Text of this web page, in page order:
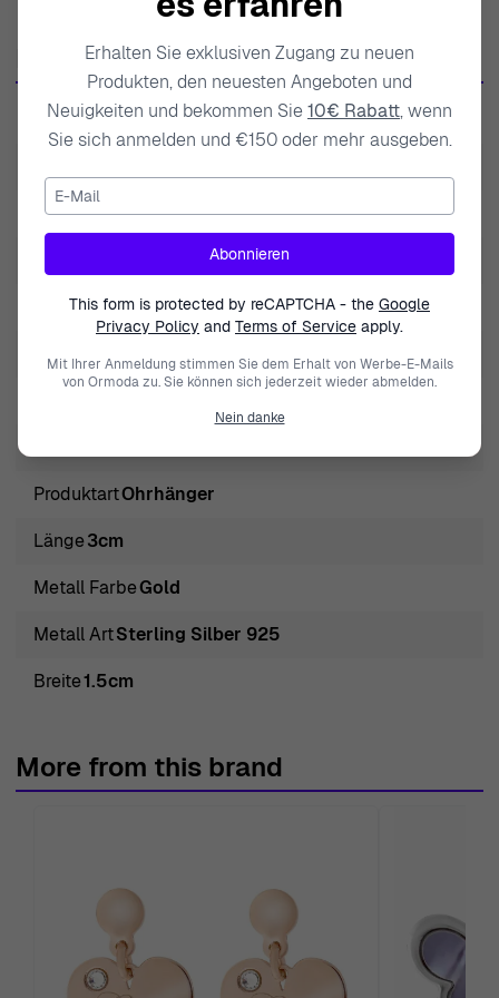
Materialien, wie dem feinsten 925 Sterlingsilber, stellt
dauerhafte Schönheit bietet. Die Marke umarmt die
faszinierende Essenz der Frauen und feiert ihre
Individualität durch exquisite Designs, die sowohl modern
die die neuesten Trends und elegante Klassiker
aller Stile und Vorlieben. Sie glauben, dass Schmuck
Geschichte erzählen sollte – Ihre Geschichte. Die Marke
inspirieren und kombiniert diese Einflüsse, um Stücke zu
schaffen, die mit Emotion und Bedeutung resonieren. Mit
einem unerschütterlichen Engagement für Qualität ist
die Kunst des Schmucks ausdrücken und die Momente
und Feiern des Lebens wertschätzen möchten.
Sterlingsilber - Gold
Genießen Sie die strahlende Schönheit der Orphelia®
7500/G. Mit Präzision gefertigt und mit einem
Ohrringe darauf ausgelegt, ein Statement zu setzen. Die
anmutige Häkchenbefestigung sorgt für einen sicheren,
bieten diese Ohrringe einen eleganten Fall, der das Licht
mit jeder Bewegung einfängt. Hergestellt aus exquisite
925 Sterlingsilber, vereinen sie Langlebigkeit mit
Produktdaten
SKUZO-7500/G
Gewicht3.000000
MarkeOrphelia
Geschlecht
Damen
ProduktartOhrhänger
Länge3cm
Metall FarbeGold
Metall ArtSterling Silber 925
Breite1.5cm
More from this brand
Erhalten Sie exklusiven Zugang zu neuen
Produkten, den neuesten Angeboten und
Neuigkeiten und bekommen Sie10€ Rabatt, wenn
Sie sich anmelden und €150 oder mehr ausgeben.
E-Mail
Abonnieren
This form is protected by reCAPTCHA - the Google
Privacy Policy and Terms of Service apply.
Mit Ihrer Anmeldung stimmen Sie dem Erhalt von Werbe-E-Mails
von Ormoda zu. Sie können sich jederzeit wieder abmelden.
Nein danke